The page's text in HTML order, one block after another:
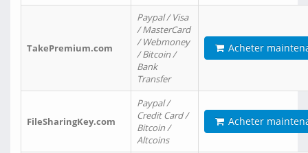
TakePremium.com
Paypal / Visa
/ MasterCard
/ Webmoney
/ Bitcoin /
Bank
Transfer
Acheter
FileSharingKey.com
Paypal /
Credit Card /
Bitcoin /
Altcoins
Acheter